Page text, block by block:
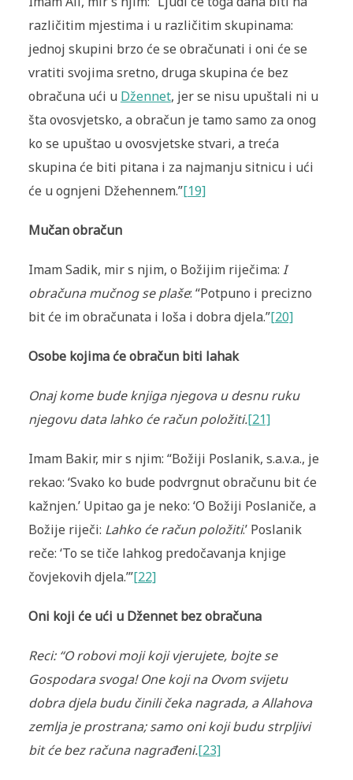
različitim mjestima i u različitim skupinama:
jednoj skupini brzo će se obračunati i oni će se
vratiti svojima sretno, druga skupina će bez
obračuna ući u Džennet, jer se nisu upuštali ni u
šta ovosvjetsko, a obračun je tamo samo za onog
ko se upuštao u ovosvjetske stvari, a treća
skupina će biti pitana i za najmanju sitnicu i ući
će u ognjeni Džehennem.”[19]
Mučan obračun
Imam Sadik, mir s njim, o Božijim riječima: I
obračuna mučnog se plaše: “Potpuno i precizno
bit će im obračunata i loša i dobra djela.”[20]
Osobe kojima će obračun biti lahak
Onaj kome bude knjiga njegova u desnu ruku
njegovu data lahko će račun položiti.[21]
Imam Bakir, mir s njim: “Božiji Poslanik, s.a.v.a., je
rekao: ‘Svako ko bude podvrgnut obračunu bit će
kažnjen.’ Upitao ga je neko: ‘O Božiji Poslaniče, a
Božije riječi: Lahko će račun položiti.’ Poslanik
reče: ‘To se tiče lahkog predočavanja knjige
čovjekovih djela.’”[22]
Oni koji će ući u Džennet bez obračuna
Reci: “O robovi moji koji vjerujete, bojte se
Gospodara svoga! One koji na Ovom svijetu
dobra djela budu činili čeka nagrada, a Allahova
zemlja je prostrana; samo oni koji budu strpljivi
bit će bez računa nagrađeni.[23]